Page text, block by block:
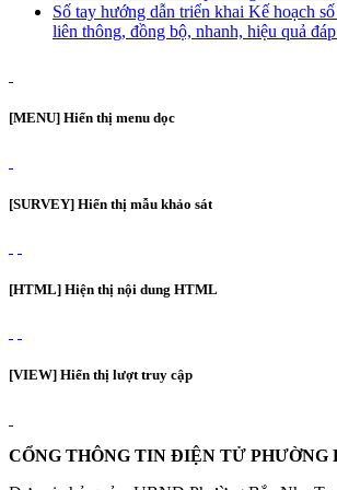
Số tay hướng dẫn triển khai Kế hoạch
liên thông, đồng bộ, nhanh, hiệu quả
[MENU] Hiển thị menu dọc
[SURVEY] Hiển thị mẫu khảo sát
[HTML] Hiện thị nội dung HTML
[VIEW] Hiển thị lượt truy cập
CỔNG THÔNG TIN ĐIỆN TỬ PHƯỜNG